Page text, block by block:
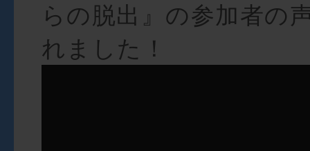
らの脱出』の参加者の
れました！